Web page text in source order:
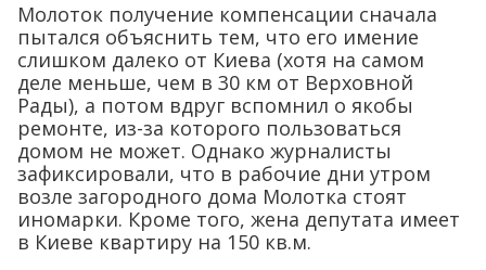
Молоток получение компенсации сначала
пытался объяснить тем, что его имение
слишком далеко от Киева (хотя на самом
деле меньше, чем в 30 км от Верховной
Рады), а потом вдруг вспомнил о якобы
ремонте, из-за которого пользоваться
домом не может. Однако журналисты
зафиксировали, что в рабочие дни утром
возле загородного дома Молотка стоят
иномарки. Кроме того, жена депутата имеет
в Киеве квартиру на 150 кв.м.